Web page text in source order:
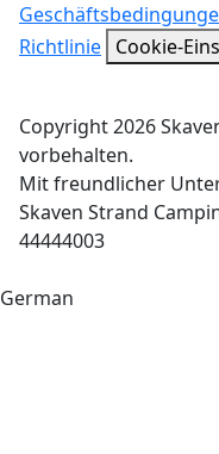
Richtlinie Cookie-
Copyright 2026
vorbehalten.
Mit freundlicher
Skaven Strand
44444003
German